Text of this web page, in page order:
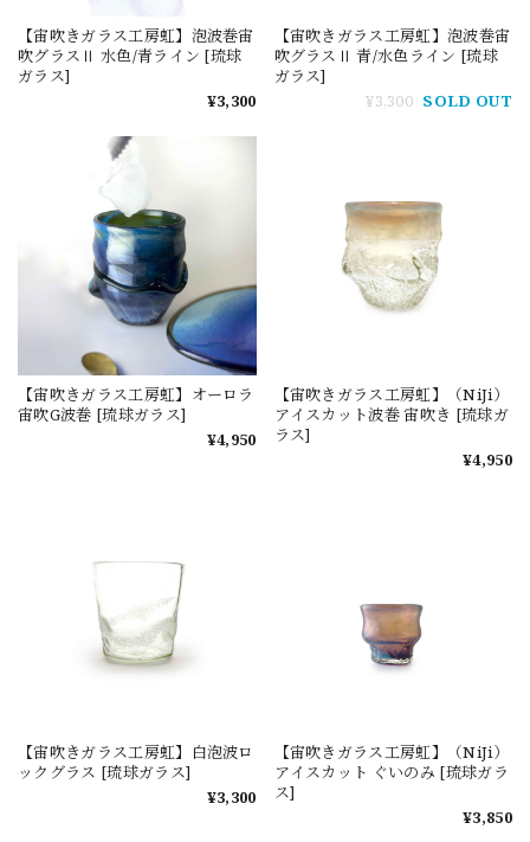
【宙吹きガラス工房虹】泡波巻宙
吹グラスⅡ 水色/青ライン [琉球
ガラス]
¥3,300
【宙吹きガラス工房虹】泡波巻宙
吹グラスⅡ 青/水色ライン [琉球
ガラス]
¥3,300 SOLD OUT
【宙吹きガラス工房虹】オーロラ
宙吹G波巻 [琉球ガラス]
¥4,950
【宙吹きガラス工房虹】（NiJi）
アイスカット波巻 宙吹き [琉球ガ
ラス]
¥4,950
【宙吹きガラス工房虹】白泡波ロ
ックグラス [琉球ガラス]
¥3,300
【宙吹きガラス工房虹】（NiJi）
アイスカット ぐいのみ [琉球ガラ
ス]
¥3,850